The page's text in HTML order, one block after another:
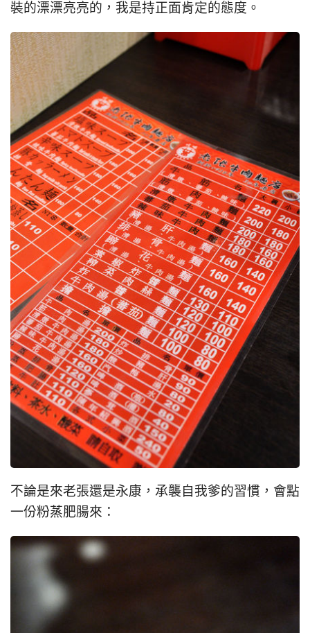
裝的漂漂亮亮的，我是持正面肯定的態度。
不論是來老張還是永康，承襲自我爹的習慣，會點
一份粉蒸肥腸來：